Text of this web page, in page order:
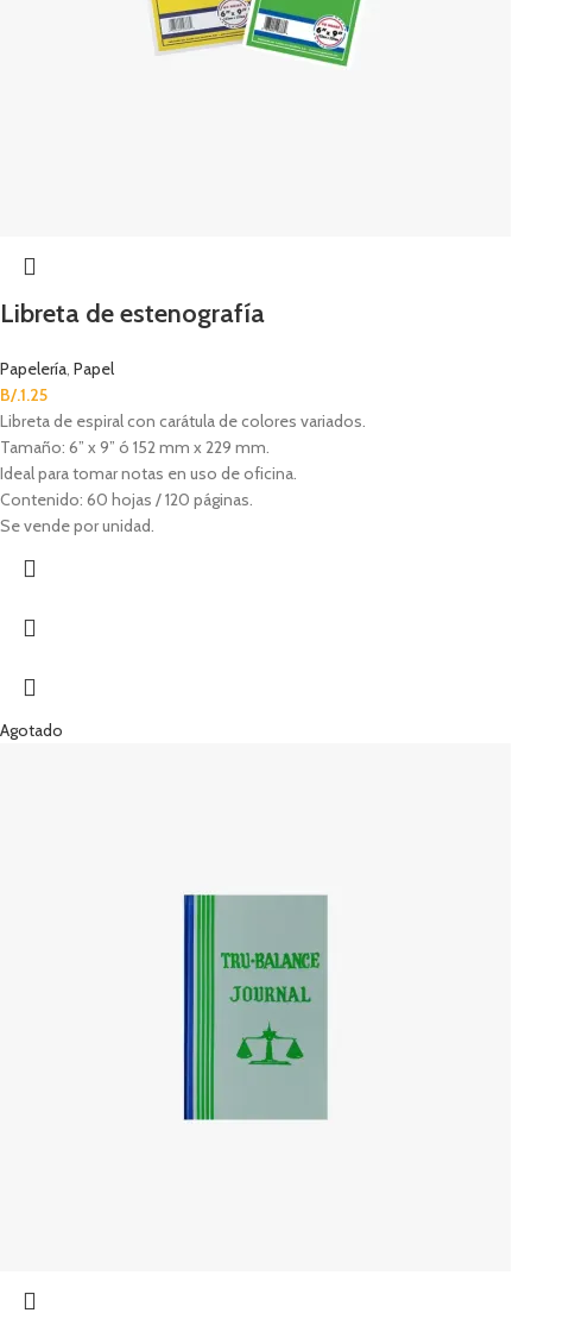
Libreta de estenografía
Papelería, Papel
B/.1.25
Libreta de espiral con carátula de colores variados.
Tamaño: 6” x 9” ó 152 mm x 229 mm.
Ideal para tomar notas en uso de oficina.
Contenido: 60 hojas / 120 páginas.
Se vende por unidad.
Agotado